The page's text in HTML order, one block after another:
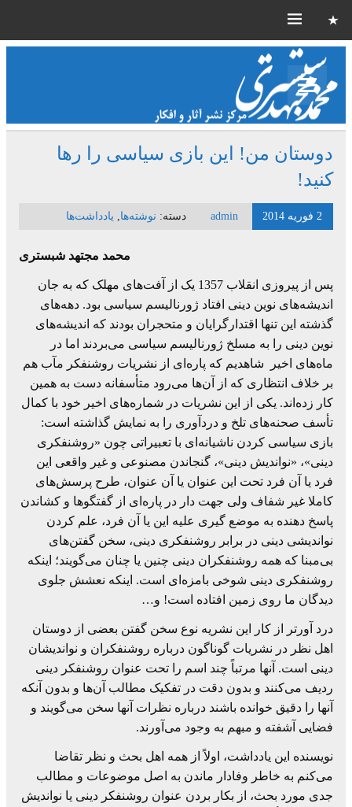
دوستان من! این بازی سیاسی را رها
کنید!
2 فوریه 2014 admin دسته: نوشته‌ها, یادداشت‌ها
محمد مجتهد شبستری
پس از پیروزی انقلاب 1357 یک از آفت‌های مهلک که به جان
اندیشه‌های نوین دینی افتاد ژورنالیسم سیاسی بود. دهه‌های
گذشته این تنها اقتدارگرایان و متحجران بودند که اندیشه‌های
نوین دینی را به مسلخ ژورنالیسم سیاسی می‌بردند اما در
ماه‌های اخیر شاهدیم که پاره‌ای از نشریات روشنفکر مآب هم
بر خلاف انتظاری که از آن‌ها می‌رود متأسفانه دست به همین
کار زده‌اند. یکی از این نشریات در شماره‌های اخیر خود با کمال
تأسف صحنه‌های تلخ و دردآوری را به نمایش گذاشته است:
بازی سیاسی کردن ناشیانه‌ای با تعبیراتی چون «روشنفکری
دینی»، «نواندیش دینی»، گنجاندن مصنوعی و غیر واقعی این
فرد یا آن فرد تحت این عنوان یا آن عنوان، طرح پرسش‌های
کاملا غیر شفاف ولی جهت دار در پاره‌ای از گفتگوها و کشاندن
پاسخ دهنده به موضع گیری علیه این یا آن فرد، علم کردن
نواندیشی دینی در برابر روشنفکری دینی، سخن گفتن‌های
بی‌مبنا که همه روشنفکران دینی چنین یا چنان می‌گویند؛ اینکه
روشنفکری دینی شوخی بامزه‌ای است. اینکه نعشش جلوی
دیدگان ما روی زمین افتاده است! و…
درد آورتر از کار این نشریه نوع سخن گفتن بعضی از دوستان
اهل نظر در نشریات گوناگون درباره روشنفکران و نواندیشان
دینی است. آنها مرتباً چند اسم را تحت عنوان روشنفکر دینی
ردیف می‌کنند و بدون دقت در تفکیک مطالب آن‌ها و بدون آنکه
آنها را دقیق خوانده باشند درباره نظرات آنها سخن می‌گویند و
فضایی آشفته و مبهم به وجود می‌آورند.
نویسنده این یادداشت، اولاً از همه اهل بحث و نظر تقاضا
می‌کنم به خاطر وفادار ماندن به اصل موضوعات و مطالب
جدی مورد بحث، از بکار بردن عنوان روشنفکر دینی یا نواندیش